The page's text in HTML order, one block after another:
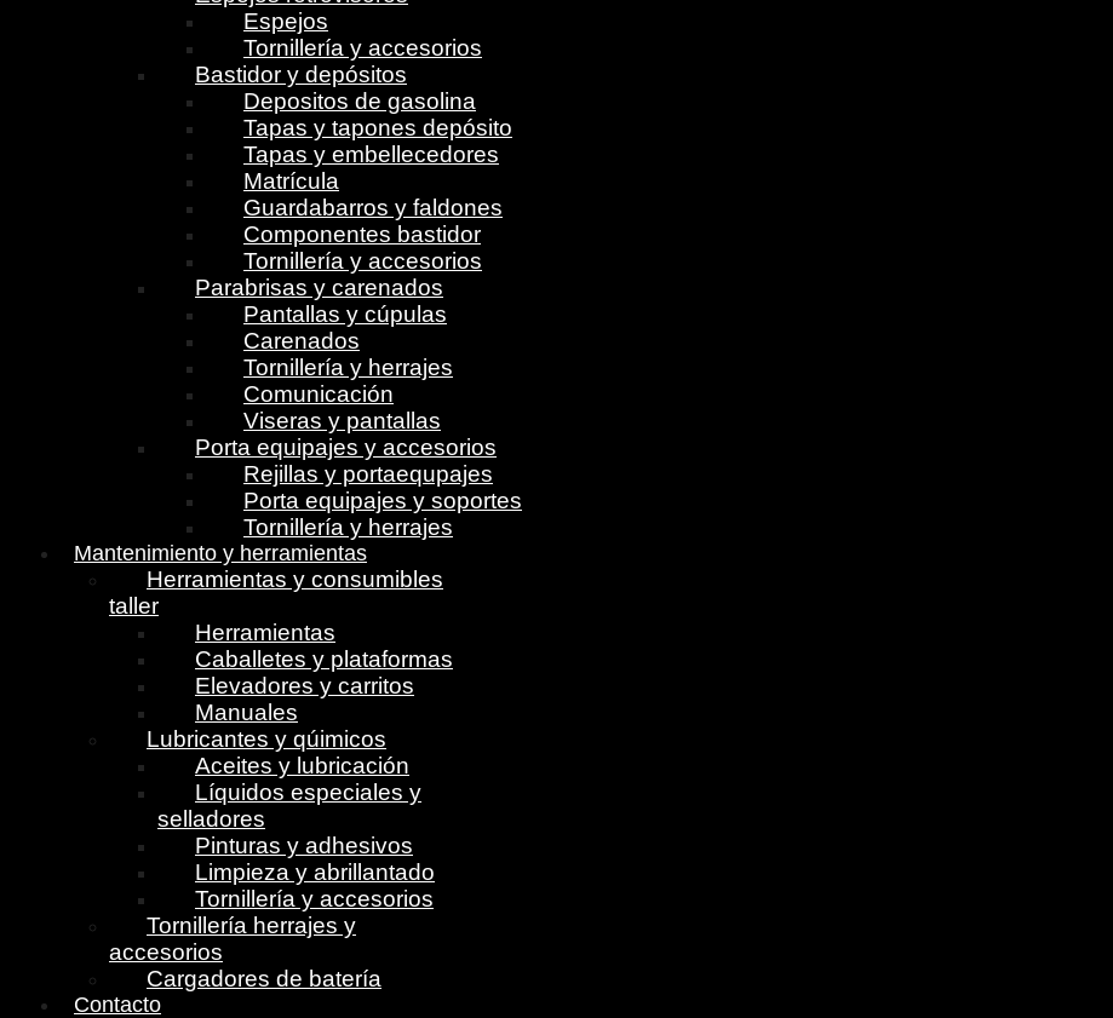
Espejos
Tornillería y accesorios
Bastidor y depósitos
Depositos de gasolina
Tapas y tapones depósito
Tapas y embellecedores
Matrícula
Guardabarros y faldones
Componentes bastidor
Tornillería y accesorios
Parabrisas y carenados
Pantallas y cúpulas
Carenados
Tornillería y herrajes
Comunicación
Viseras y pantallas
Porta equipajes y accesorios
Rejillas y portaequpajes
Porta equipajes y soportes
Tornillería y herrajes
Mantenimiento y herramientas
Herramientas y consumibles
taller
Herramientas
Caballetes y plataformas
Elevadores y carritos
Manuales
Lubricantes y qúimicos
Aceites y lubricación
Líquidos especiales y
selladores
Pinturas y adhesivos
Limpieza y abrillantado
Tornillería y accesorios
Tornillería herrajes y
accesorios
Cargadores de batería
Contacto